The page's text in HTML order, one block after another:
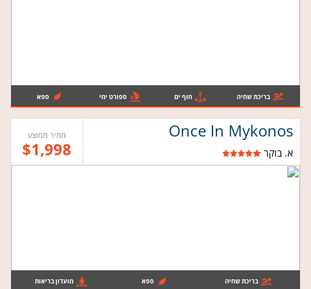
בריכת שחיה חוף ים ספורט ימי ספא
Once In Mykonos
א. בוקר
מחיר ממוצע
$1,998
בריכת שחיה ספא מועדון בריאות